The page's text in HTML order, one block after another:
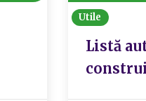
Utile
Listă